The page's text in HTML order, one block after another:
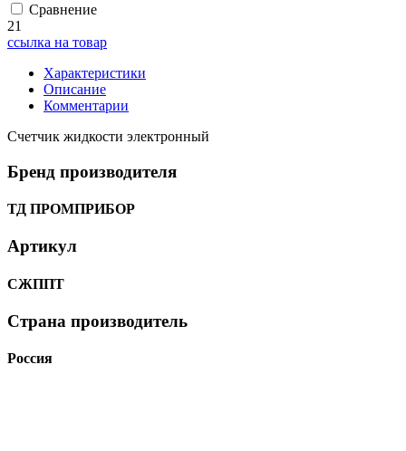
Сравнение
21
ссылка на товар
Характеристики
Описание
Комментарии
Счетчик жидкости электронный
Бренд производителя
ТД ПРОМПРИБОР
Артикул
СЖППТ
Страна производитель
Россия